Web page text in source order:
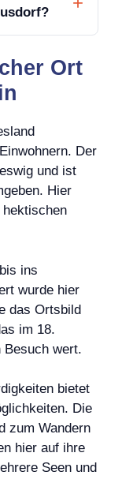
Ort
Der
und ist
Hier
hektischen
ins
wurde hier
das Ortsbild
im 18.
Besuch wert.
bietet
Die
zum Wandern
hier auf ihre
Seen und